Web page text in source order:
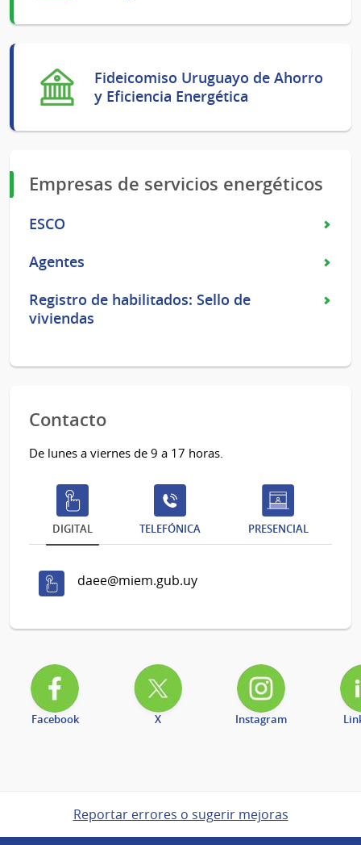
Fideicomiso Uruguayo de Ahorro
y Eficiencia Energética
Empresas de servicios energéticos
ESCO
Agentes
Registro de habilitados: Sello de
viviendas
Contacto
De lunes a viernes de 9 a 17 horas.
DIGITAL TELEFÓNICA PRESENCIAL
daee@miem.gub.uy
Facebook X Instagram
Reportar errores o sugerir mejoras